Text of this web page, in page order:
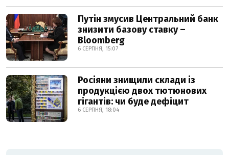
Путін змусив Центральний банк
знизити базову ставку –
Bloomberg
6 СЕРПНЯ, 15:07
Росіяни знищили склади із
продукцією двох тютюнових
гігантів: чи буде дефіцит
6 СЕРПНЯ, 18:04